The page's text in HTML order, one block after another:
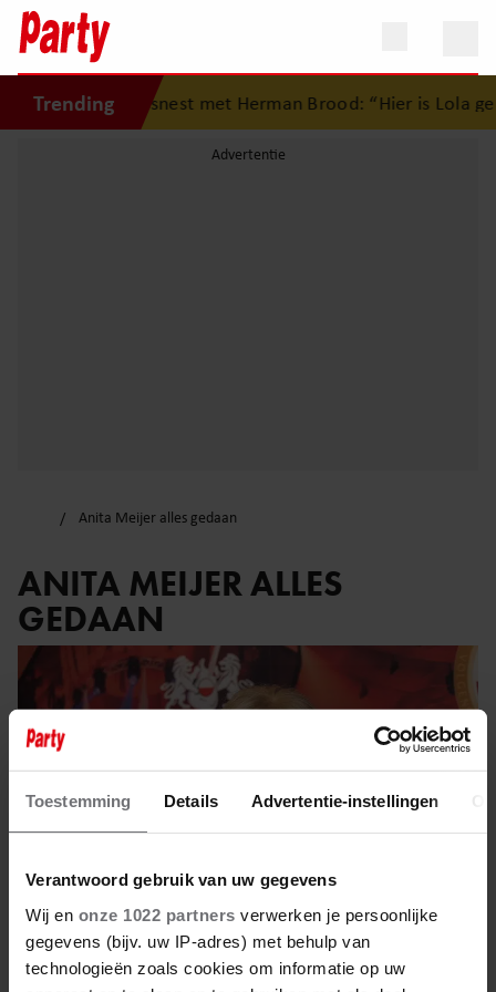
Toestemming Details Advertentie-instellingen
Verantwoord gebruik van uw gegevens
Wij en onze 1022 partners verwerken je persoonlijke
gegevens (bijv. uw IP-adres) met behulp van
technologieën zoals cookies om informatie op uw
Trending
eerste liefdesnest met Herman Brood: “Hier is Lola
Anita Meijer alles gedaan
ANITA MEIJER ALLES
GEDAAN